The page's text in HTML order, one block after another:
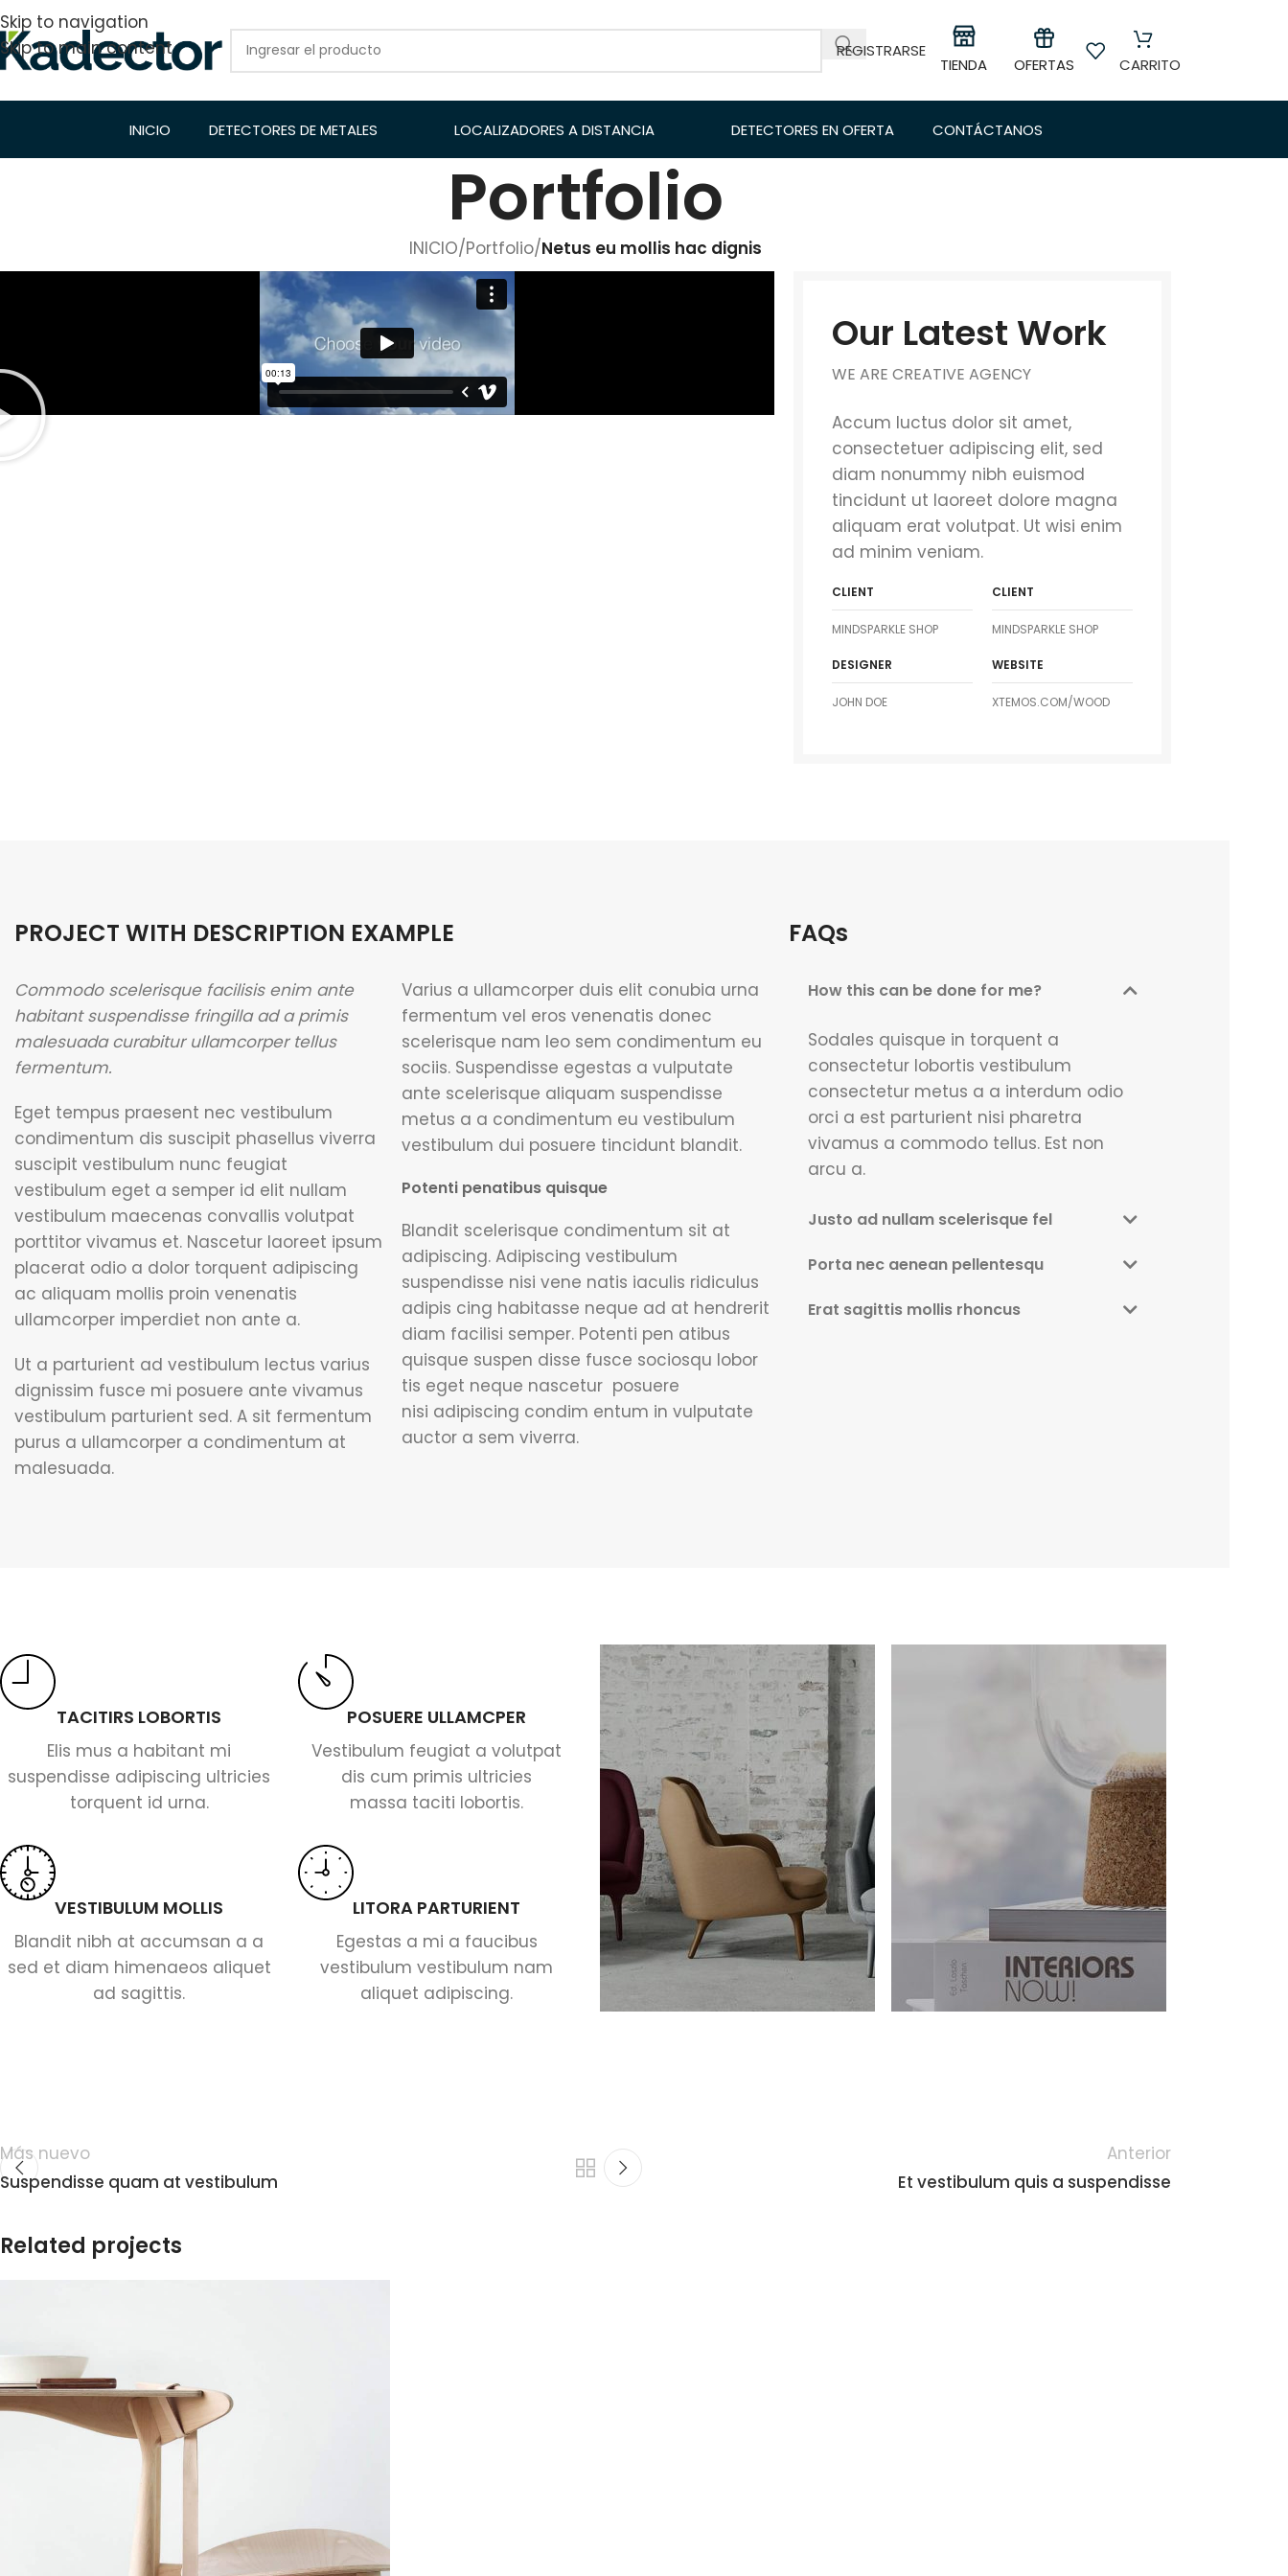
Skip to navigation
Skip to main content
REGISTRARSE
TIENDA OFERTAS CARRITO
INICIO DETECTORES DE METALES LOCALIZADORES A DISTANCIA DETECTORES EN OFERTA CONTÁCTANOS
Portfolio
INICIO/Portfolio/Netus eu mollis hac dignis
Our Latest Work
WE ARE CREATIVE AGENCY
Accum luctus dolor sit amet,
consectetuer adipiscing elit, sed
diam nonummy nibh euismod
tincidunt ut laoreet dolore magna
aliquam erat volutpat. Ut wisi enim
ad minim veniam.
CLIENT
MINDSPARKLE SHOP
CLIENT
MINDSPARKLE SHOP
DESIGNER
JOHN DOE
WEBSITE
XTEMOS.COM/WOOD
PROJECT WITH DESCRIPTION EXAMPLE
Commodo scelerisque facilisis enim ante
habitant suspendisse fringilla ad a primis
malesuada curabitur ullamcorper tellus
fermentum.
Eget tempus praesent nec vestibulum
condimentum dis suscipit phasellus viverra
suscipit vestibulum nunc feugiat
vestibulum eget a semper id elit nullam
vestibulum maecenas convallis volutpat
porttitor vivamus et. Nascetur laoreet ipsum
placerat odio a dolor torquent adipiscing
ac aliquam mollis proin venenatis
ullamcorper imperdiet non ante a.
Ut a parturient ad vestibulum lectus varius
dignissim fusce mi posuere ante vivamus
vestibulum parturient sed. A sit fermentum
purus a ullamcorper a condimentum at
malesuada.
Varius a ullamcorper duis elit conubia urna
fermentum vel eros venenatis donec
scelerisque nam leo sem condimentum eu
sociis. Suspendisse egestas a vulputate
ante scelerisque aliquam suspendisse
metus a a condimentum eu vestibulum
vestibulum dui posuere tincidunt blandit.
Potenti penatibus quisque
Blandit scelerisque condimentum sit at
adipiscing. Adipiscing vestibulum
suspendisse nisi vene natis iaculis ridiculus
adipis cing habitasse neque ad at hendrerit
diam facilisi semper. Potenti pen atibus
quisque suspen disse fusce sociosqu lobor
tis eget neque nascetur posuere
nisi adipiscing condim entum in vulputate
auctor a sem viverra.
FAQs
How this can be done for me?
Sodales quisque in torquent a
consectetur lobortis vestibulum
consectetur metus a a interdum odio
orci a est parturient nisi pharetra
vivamus a commodo tellus. Est non
arcu a.
Justo ad nullam scelerisque fel
Porta nec aenean pellentesqu
Erat sagittis mollis rhoncus
TACITIRS LOBORTIS
Elis mus a habitant mi
suspendisse adipiscing ultricies
torquent id urna.
VESTIBULUM MOLLIS
Blandit nibh at accumsan a a
sed et diam himenaeos aliquet
ad sagittis.
POSUERE ULLAMCPER
Vestibulum feugiat a volutpat
dis cum primis ultricies
massa taciti lobortis.
LITORA PARTURIENT
Egestas a mi a faucibus
vestibulum vestibulum nam
aliquet adipiscing.
Más nuevo
Suspendisse quam at vestibulum
Anterior
Et vestibulum quis a suspendisse
Related projects